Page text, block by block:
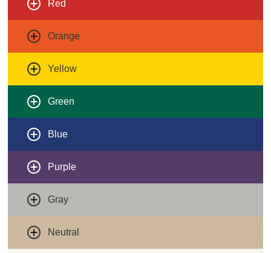
Red
Orange
Yellow
Green
Blue
Purple
Gray
Neutral